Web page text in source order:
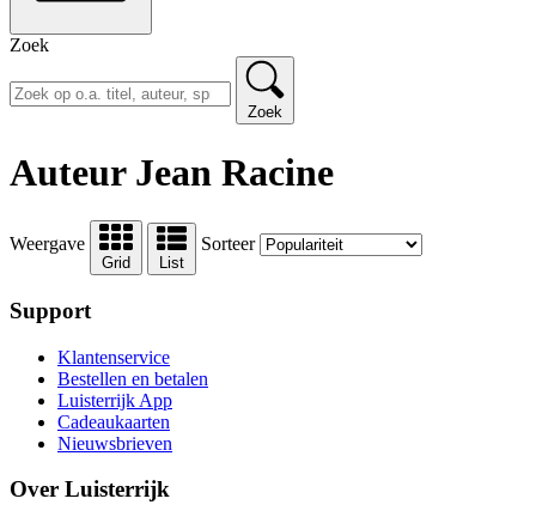
Zoek
Zoek
Auteur Jean Racine
Weergave
Grid List
Sorteer
Support
Klantenservice
Bestellen en betalen
Luisterrijk App
Cadeaukaarten
Nieuwsbrieven
Over Luisterrijk